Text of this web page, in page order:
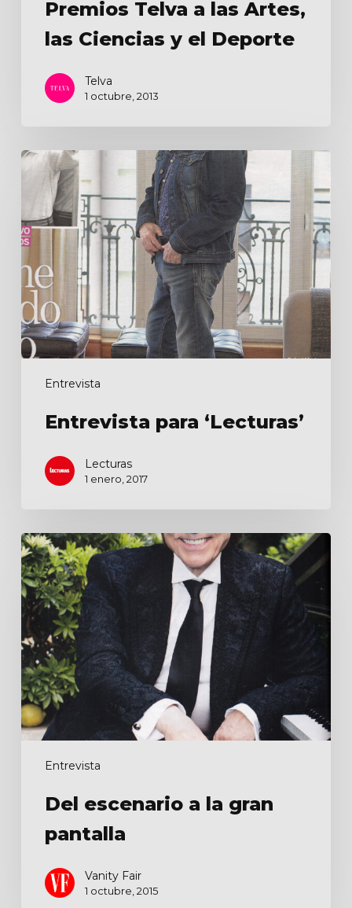
Premios Telva a las Artes,
las Ciencias y el Deporte
Telva
1 octubre, 2013
Entrevista
Entrevista
‘Lecturas’
Entrevista para ‘Lecturas’
Lecturas
1 enero, 2017
Entrevista
Del
escenario
a
la
gran
pantalla
Del escenario a la gran
pantalla
Vanity Fair
1 octubre, 2015